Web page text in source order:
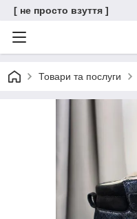
[ не просто взуття ]
Товари та послуги